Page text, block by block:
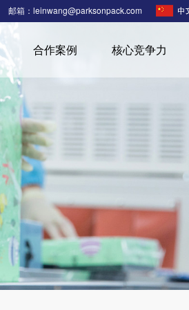
邮箱：leinwang@parksonpack.com
合作案例 核心竞争力